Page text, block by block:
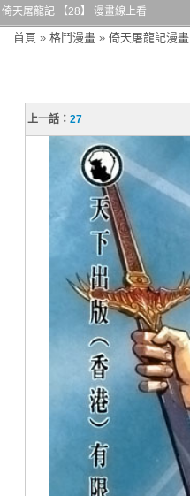
倚天屠龍記 【28】 漫畫線上看
首頁 » 格鬥漫畫 » 倚天屠龍記漫畫
上一話：27